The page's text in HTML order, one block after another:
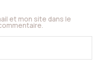
et mon site dans le